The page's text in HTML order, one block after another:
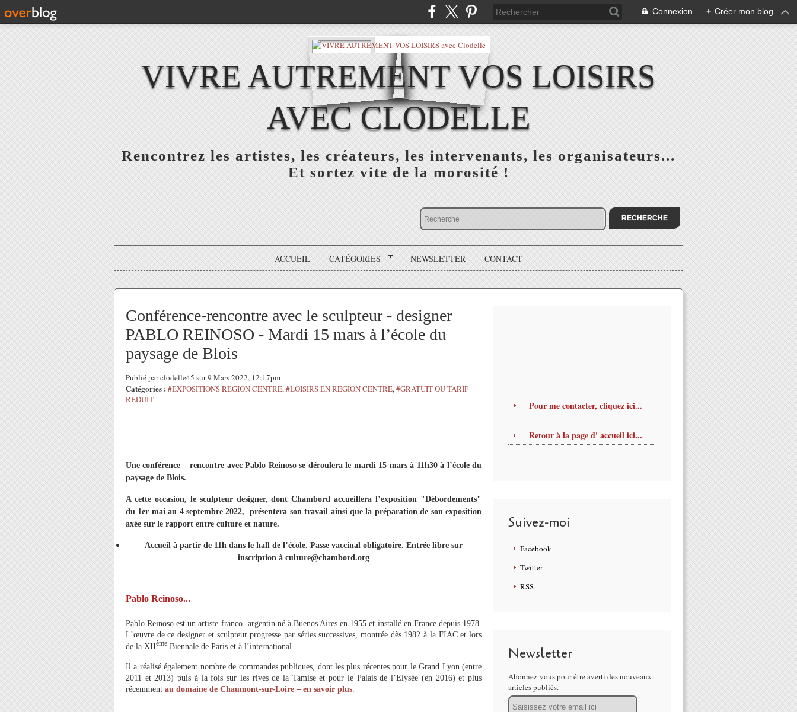
Connexion + Créer mon blog
VIVRE AUTREMENT VOS LOISIRS
AVEC CLODELLE
Rencontrez les artistes, les créateurs, les intervenants, les organisateurs...
Et sortez vite de la morosité !
ACCUEIL CATÉGORIES NEWSLETTER CONTACT
Conférence-rencontre avec le sculpteur - designer
PABLO REINOSO - Mardi 15 mars à l’école du
paysage de Blois
Publié par clodelle45 sur 9 Mars 2022, 12:17pm
Catégories : #EXPOSITIONS REGION CENTRE,#LOISIRS EN REGION CENTRE,#GRATUIT OU TARIF
REDUIT
Une conférence – rencontre avec Pablo Reinoso se déroulera le mardi 15 mars à 11h30 à l’école du
paysage de Blois.
A cette occasion, le sculpteur designer, dont Chambord accueillera l’exposition "Débordements"
du 1er mai au 4 septembre 2022, présentera son travail ainsi que la préparation de son exposition
axée sur le rapport entre culture et nature.
Accueil à partir de 11h dans le hall de l’école. Passe vaccinal obligatoire. Entrée libre sur
inscription à culture@chambord.org
Pablo Reinoso...
Pablo Reinoso est un artiste franco- argentin né à Buenos Aires en 1955 et installé en France depuis 1978.
L’œuvre de ce designer et sculpteur progresse par séries successives, montrée dès 1982 à la FIAC et lors
de la XIIème Biennale de Paris et à l’international.
Il a réalisé également nombre de commandes publiques, dont les plus récentes pour le Grand Lyon (entre
2011 et 2013) puis à la fois sur les rives de la Tamise et pour le Palais de l’Elysée (en 2016) et plus
récemment au domaine de Chaumont-sur-Loire – en savoir plus
Pour me contacter, cliquez ici...
Retour à la page d' accueil ici...
Suivez-moi
Facebook
Twitter
RSS
Newsletter
Abonnez-vous pour être averti des nouveaux
articles publiés.
Email